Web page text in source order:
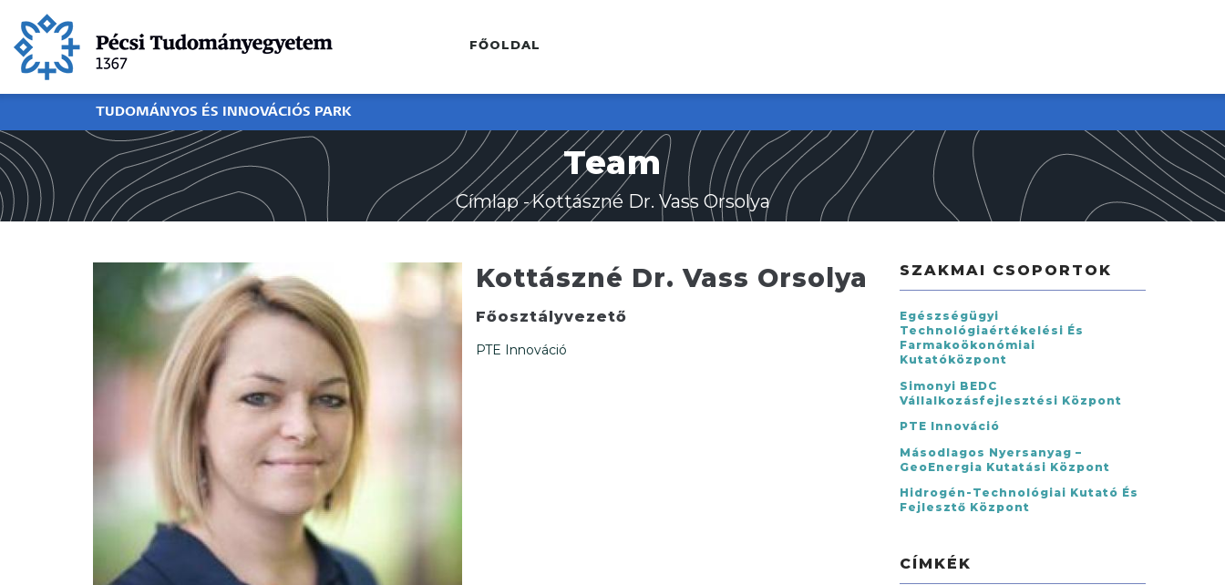
tartalomra
BELSŐ
FŐOLDAL
TUDOMÁNYOS ÉS INNOVÁCIÓS PARK
Team
Morzsa
Címlap -Kottászné Dr. Vass Orsolya
Kottászné Dr. Vass Orsolya
Főosztályvezető
PTE Innováció
SZAKMAI CSOPORTOK
Egészségügyi
Technológiaértékelési És
Farmakoökonómiai
Kutatóközpont
Simonyi BEDC
Vállalkozásfejlesztési Központ
PTE Innováció
Másodlagos Nyersanyag –
GeoEnergia Kutatási Központ
Hidrogén-Technológiai Kutató És
Fejlesztő Központ
CÍMKÉK